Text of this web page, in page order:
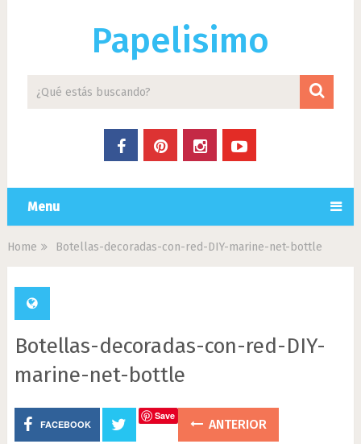
Papelisimo
Menu
Home Botellas-decoradas-con-red-DIY-marine-net-bottle
Botellas-decoradas-con-red-DIY-
marine-net-bottle
FACEBOOK
Save
ANTERIOR